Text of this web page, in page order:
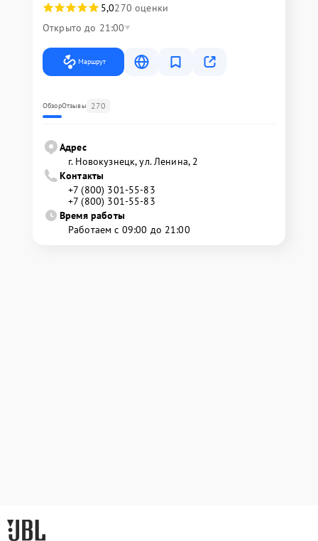
5,0270 оценки
Открыто до 21:00
Маршрут
ОбзорОтзывы 270
Адрес
г. Новокузнецк, ул. Ленина, 2
Контакты
+7 (800) 301-55-83
+7 (800) 301-55-83
Время работы
Работаем с 09:00 до 21:00